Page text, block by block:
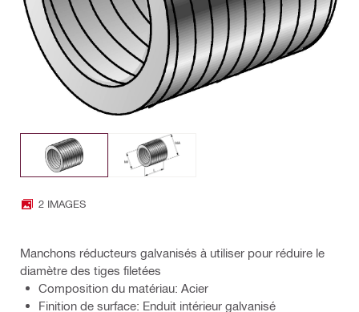
2 IMAGES
Manchons réducteurs galvanisés à utiliser pour réduire le
diamètre des tiges filetées
Composition du matériau: Acier
Finition de surface: Enduit intérieur galvanisé